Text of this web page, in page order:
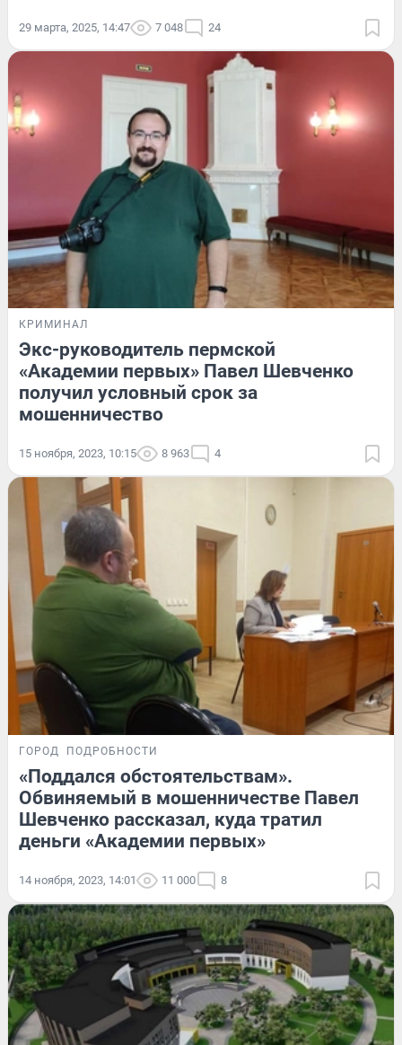
29 марта, 2025, 14:47 7 048 24
КРИМИНАЛ
Экс-руководитель пермской
«Академии первых» Павел Шевченко
получил условный срок за
мошенничество
15 ноября, 2023, 10:15 8 963 4
ГОРОД ПОДРОБНОСТИ
«Поддался обстоятельствам».
Обвиняемый в мошенничестве Павел
Шевченко рассказал, куда тратил
деньги «Академии первых»
14 ноября, 2023, 14:01 11 000 8